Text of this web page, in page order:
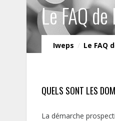
Le FAQ
Iweps / Le FAQ
QUELS SONT LES
La démarche